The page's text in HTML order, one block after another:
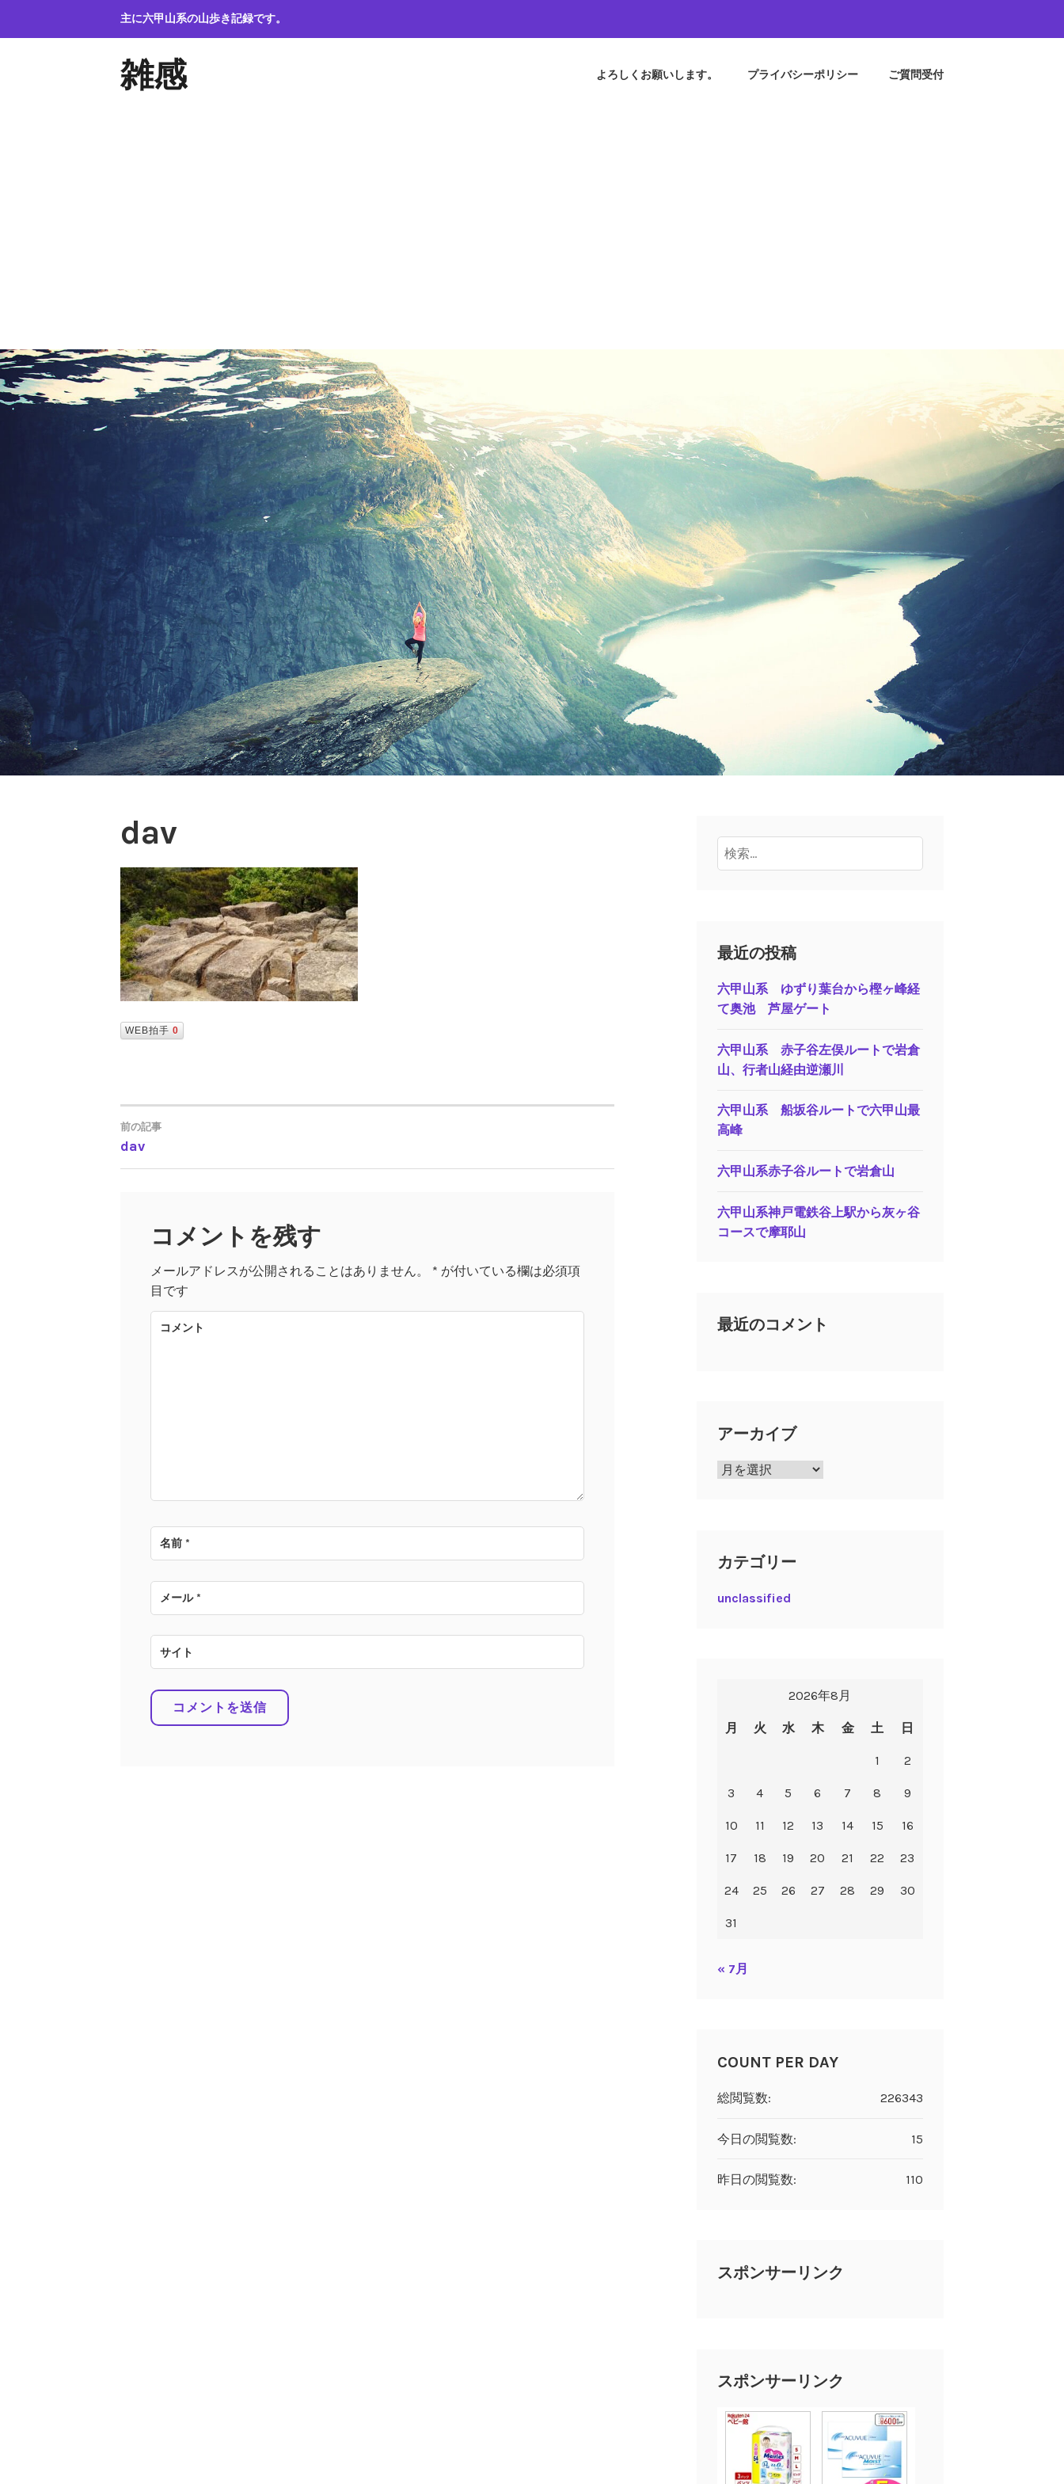
主に六甲山系の山歩き記録です。
雑感 よろしくお願いします。 プライバシーポリシー ご質問受付
dav
WEB拍手 0
投
前の記事
dav
コメントを残す
メールアドレスが公開されることはありません。 * が付いている欄は必須項
目です
コメント
名前 *
メール*
サイト
検
索:
最近の投稿
六甲山系 ゆずり葉台から樫ヶ峰経
て奥池 芦屋ゲート
六甲山系 赤子谷左俣ルートで岩倉
山、行者山経由逆瀬川
六甲山系 船坂谷ルートで六甲山最
高峰
六甲山系赤子谷ルートで岩倉山
六甲山系神戸電鉄谷上駅から灰ヶ谷
コースで摩耶山
最近のコメント
アーカイブ
ア
カテゴリー
unclassified
2026年8月
月 火 水 木 金 土 日
1 2
3 4 5 6 7 8 9
10 11 12 13 14 15 16
17 18 19 20 21 22 23
24 25 26 27 28 29 30
31
« 7月
COUNT PER DAY
226343
総閲覧数:
15
今日の閲覧数:
110
昨日の閲覧数:
スポンサーリンク
スポンサーリンク